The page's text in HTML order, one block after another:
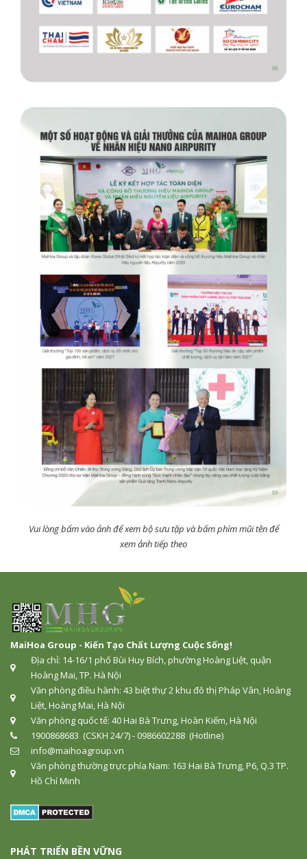
Vui lòng bấm vào ảnh để xem bộ sưu tập và bấm phím mũi tên để
xem ảnh tiếp theo
MaiHoa Group - Kiến Tạo Chất Lượng Cuộc Sống!
Địa chỉ: 14-16/1 phố Bùi Huy Bích, phường Hoàng Liệt, quận
Hoàng Mai, TP. Hà Nội
Văn phòng điều hành: 43 biệt thự 2 khu đô thị Pháp Vân, Hoàng
Liệt, Hoàng Mai, Hà Nội
Văn phòng quốc tế: 40 Hai Bà Trưng, Hoàn Kiếm, Hà Nội
1900868683 (CSKH 24/7) - 0986602288 (Hotline)
info@maihoagroup.vn
Văn phòng thường trực phía Nam: 163 Hai Bà Trưng, P6, Q.3 TP.
Hồ Chí Minh
PHÁT TRIỂN BỀN VỮNG